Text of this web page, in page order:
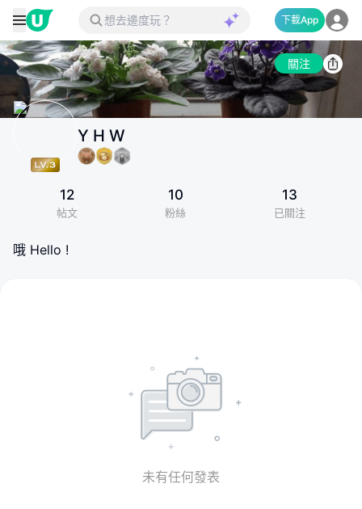
下載App
關注
Y H W
12
帖文
10
粉絲
13
已關注
哦 Hello !
未有任何發表